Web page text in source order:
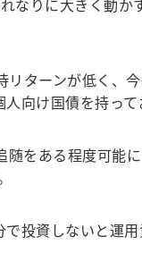
なりに大きく動
ターンが低く、
向け国債を持って
をある程度可能
投資しないと運